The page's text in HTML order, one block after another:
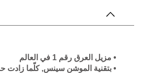
• مزيل العرق رقم 1 في العالم
• بتقنية الموشن سينس, كلّما زادت